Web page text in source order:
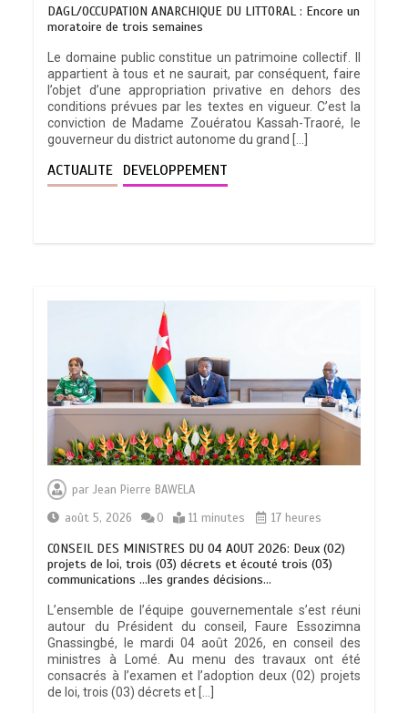
DAGL/OCCUPATION ANARCHIQUE DU LITTORAL : Encore un
moratoire de trois semaines
Le domaine public constitue un patrimoine collectif. Il
appartient à tous et ne saurait, par conséquent, faire
l’objet d’une appropriation privative en dehors des
conditions prévues par les textes en vigueur. C’est la
conviction de Madame Zouératou Kassah-Traoré, le
gouverneur du district autonome du grand […]
ACTUALITE DEVELOPPEMENT
parJean Pierre BAWELA
août 5, 2026
0 11 minutes 17 heures
CONSEIL DES MINISTRES DU 04 AOUT 2026: Deux (02)
projets de loi, trois (03) décrets et écouté trois (03)
communications …les grandes décisions…
L’ensemble de l’équipe gouvernementale s’est réuni
autour du Président du conseil, Faure Essozimna
Gnassingbé, le mardi 04 août 2026, en conseil des
ministres à Lomé. Au menu des travaux ont été
consacrés à l’examen et l’adoption deux (02) projets
de loi, trois (03) décrets et […]